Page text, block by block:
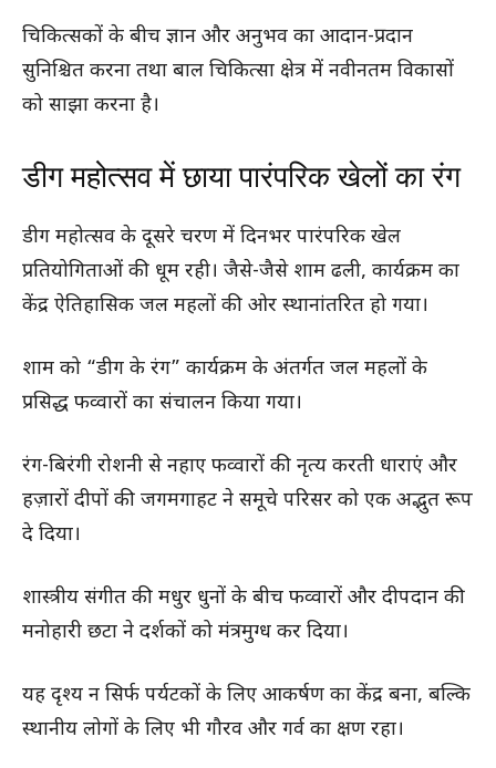
चिकित्सकों के बीच ज्ञान और अनुभव का आदान-प्रदान
सुनिश्चित करना तथा बाल चिकित्सा क्षेत्र में नवीनतम विकासों
को साझा करना है।
डीग महोत्सव में छाया पारंपरिक खेलों का रंग
डीग महोत्सव के दूसरे चरण में दिनभर पारंपरिक खेल
प्रतियोगिताओं की धूम रही। जैसे-जैसे शाम ढली, कार्यक्रम का
केंद्र ऐतिहासिक जल महलों की ओर स्थानांतरित हो गया।
शाम को “डीग के रंग” कार्यक्रम के अंतर्गत जल महलों के
प्रसिद्ध फव्वारों का संचालन किया गया।
रंग-बिरंगी रोशनी से नहाए फव्वारों की नृत्य करती धाराएं और
हज़ारों दीपों की जगमगाहट ने समूचे परिसर को एक अद्भुत रूप
दे दिया।
शास्त्रीय संगीत की मधुर धुनों के बीच फव्वारों और दीपदान की
मनोहारी छटा ने दर्शकों को मंत्रमुग्ध कर दिया।
यह दृश्य न सिर्फ पर्यटकों के लिए आकर्षण का केंद्र बना, बल्कि
स्थानीय लोगों के लिए भी गौरव और गर्व का क्षण रहा।